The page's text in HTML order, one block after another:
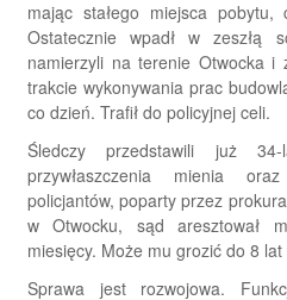
mając stałego miejsca pobytu,
Ostatecznie wpadł w zeszłą
namierzyli na terenie Otwocka i
trakcie wykonywania prac
co dzień. Trafił do policyjnej celi.
Śledczy przedstawili już 34-
przywłaszczenia mienia
policjantów, poparty przez
w Otwocku, sąd aresztował
miesięcy. Może mu grozić do 8 lat
Sprawa jest rozwojowa.